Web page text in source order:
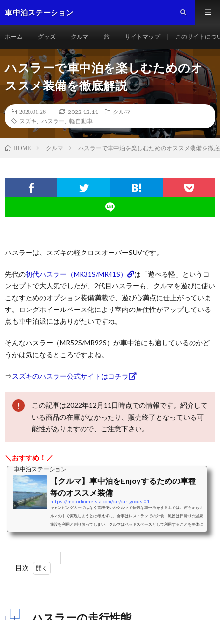
車中泊ステーション
ホーム グッズ クルマ 旅 サイトマップ このサイトにつ
ハスラーで車中泊を楽しむためのオ
ススメ装備を徹底解説
2020.01.26 2022.12.11
クルマ
スズキ
ハスラー 軽自動車
HOME クルマ ハスラーで車中泊を楽しむためのオススメ装備を徹
ハスラーは、スズキの軽クロスオーバーSUVです。
先代の初代ハスラー（MR31S/MR41S）
は「遊べる軽」というコ
ンセプトで大人気でしたが、2代目ハスラーも、クルマを遊びに使い
こなすためのオプション装備満載で、遊び心満点に仕上がっていま
す。ロングホイールベース化により室内の居住性がアップしている
点も車中泊派にはありがたいですね。
そんなハスラー（MR52S/MR92S）が車中泊にも適しているのかど
うかは気になるところですよね。
⇒スズキのハスラー公式サイトはコチラ
この記事は2022年12月11日時点での情報です。紹介して
いる商品の在庫がなかったり、販売終了となっている可
能性がありますので、ご注意下さい。
＼おすすめ！／
車中泊ステーション
【クルマ】車中泊をEnjoyするための車種
毎のオススメ装備
https://motorhome-sta.com/car/car_goods-01
キャンピングカーではなく普段使いのクルマで快適な車中泊をする上では、何もかもク
ルマの中で実現しようとは考えずに、食事はレストランでの外食、風呂は日帰りの温泉
施設を利用と割り切ってしまい、クルマはベッドスペースとして利用することを主体に
考えることをおすすめします。ベッドスペースとして利用することを考えた際の車中泊
り大人二人＋小さな子供一人程度...
目次
1.
ハスラーの走行性能